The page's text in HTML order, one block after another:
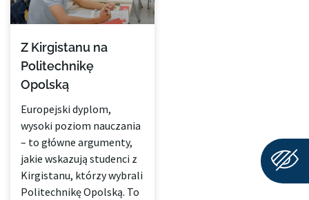
Z Kirgistanu na
Politechnikę
Opolską
Europejski dyplom,
wysoki poziom nauczania
– to główne argumenty,
jakie wskazują studenci z
Kirgistanu, którzy wybrali
Politechnikę Opolską. To